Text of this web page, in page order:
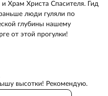
Храм Христа Спасителя. Гид
люди гуляли по
глубины нашему
от этой прогулки!
высотки! Рекомендую.